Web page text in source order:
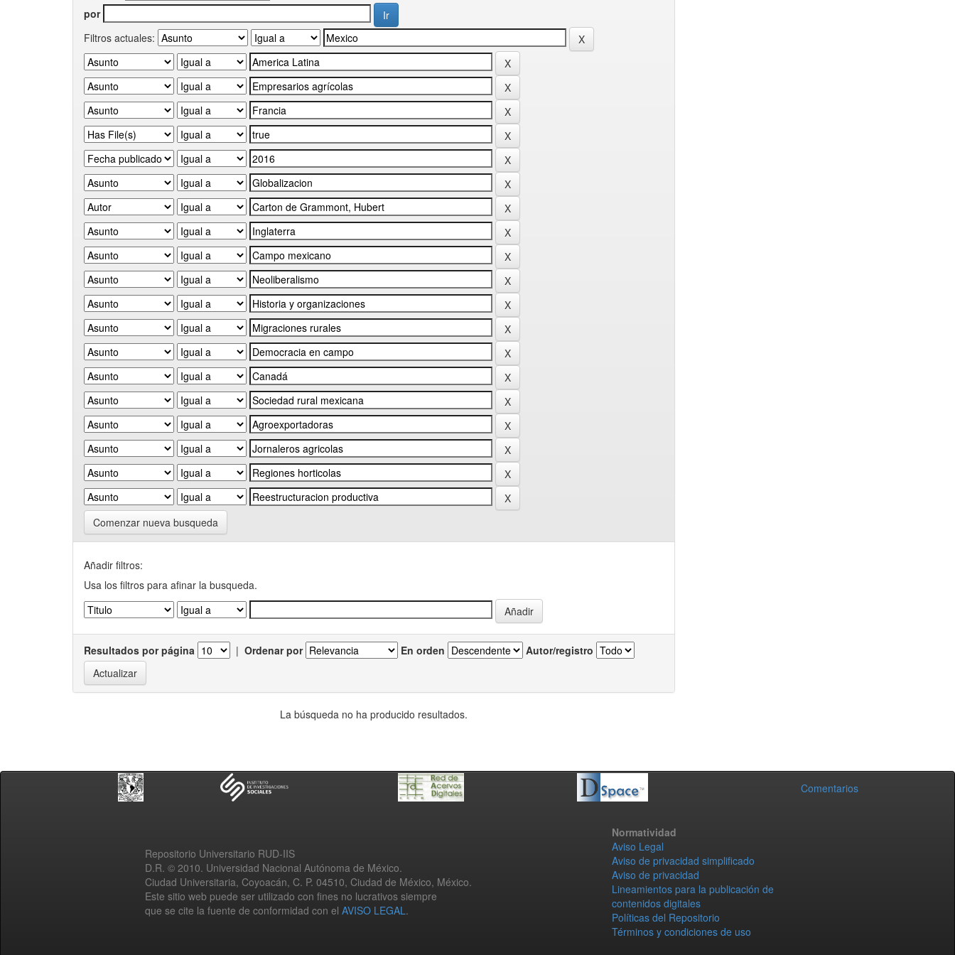
por
Filtros actuales:
Comenzar nueva busqueda
Añadir filtros:
Usa los filtros para afinar la busqueda.
Resultados por página | Ordenar por En orden Autor/registro
La búsqueda no ha producido resultados.
Comentarios
Repositorio Universitario RUD-IIS
D.R. © 2010. Universidad Nacional Autónoma de México.
Ciudad Universitaria, Coyoacán, C. P. 04510, Ciudad de México, México.
Este sitio web puede ser utilizado con fines no lucrativos siempre
que se cite la fuente de conformidad con el AVISO LEGAL.
Normatividad
Aviso Legal
Aviso de privacidad simplificado
Aviso de privacidad
Lineamientos para la publicación de
contenidos digitales
Políticas del Repositorio
Términos y condiciones de uso